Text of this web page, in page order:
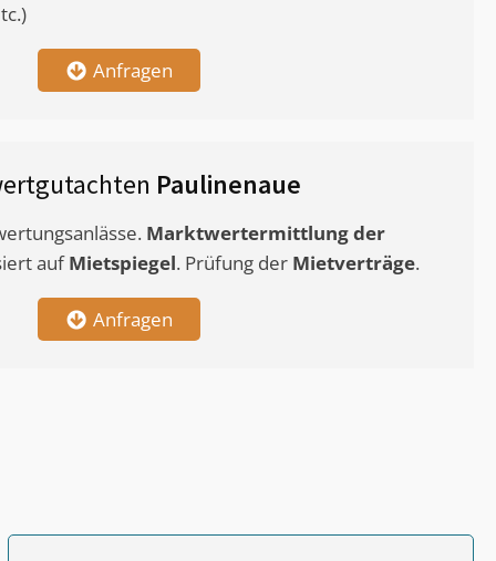
Anfragen
Paulinenaue
Marktwertermittlungder
aufMietspiegel. Prüfung der Mietverträge.
Anfragen